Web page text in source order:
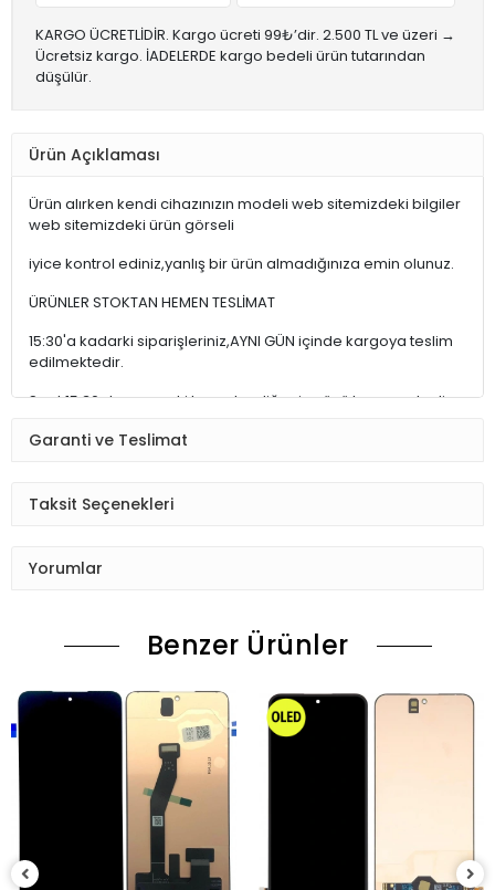
KARGO ÜCRETLİDİR. Kargo ücreti 99₺’dir. 2.500 TL ve üzeri →
Ücretsiz kargo. İADELERDE kargo bedeli ürün tutarından
düşülür.
Ürün Açıklaması
Ürün alırken kendi cihazınızın modeli web sitemizdeki bilgiler
web sitemizdeki ürün görseli
iyice kontrol ediniz,yanlış bir ürün almadığınıza emin olunuz.
ÜRÜNLER STOKTAN HEMEN TESLİMAT
15:30'a kadarki siparişleriniz,AYNI GÜN içinde kargoya teslim
edilmektedir.
Saat 15:30 dan sonraki kargolar,diğer iş günü kargoya teslim
Siparişiniz kontrol ediniz.Telefon adres email gibi yanlışlık
düzenlenmesini isteyiniz.
Sizinle irtibata gecektir.
ekranı dışardan deneyiniz.) halde test ediniz.Sorun cıkarsa
Sorun yoksa Montajına Başlayın Sorumluluk Size aittir.
Montajı yapılmış,yapıştırılmış,kullanılmış ürünlerin iade ve
değişimi yoktur.
Ürün Değişimlerinde KARGO bedeli Bize aittir.Ürün
iadelerinde Kargo Bedelleri Müşteriye yansıtılır.
Garanti ve Teslimat
Taksit Seçenekleri
Yorumlar
Benzer Ürünler